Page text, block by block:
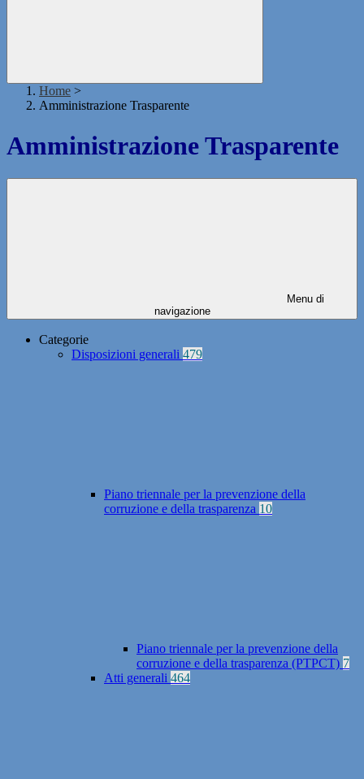
Home >
Amministrazione Trasparente
Amministrazione Trasparente
Menu di
navigazione
Categorie
Disposizioni generali 479
Piano triennale per la prevenzione della
corruzione e della trasparenza 10
Piano triennale per la prevenzione della
corruzione e della trasparenza (PTPCT) 7
Atti generali 464